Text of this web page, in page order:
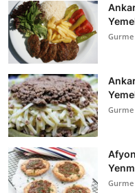
Gurme
Gurme
Gurme